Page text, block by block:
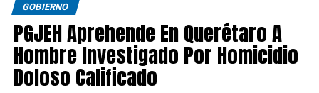
GOBIERNO
PGJEH Aprehende En Querétaro A
Hombre Investigado Por Homicidio
Doloso Calificado